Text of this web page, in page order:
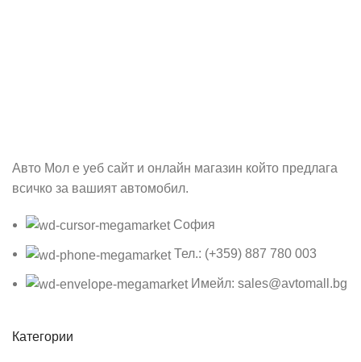
Авто Мол е уеб сайт и онлайн магазин който предлага
всичко за вашият автомобил.
София
Тел.: (+359) 887 780 003
Имейл: sales@avtomall.bg
Категории